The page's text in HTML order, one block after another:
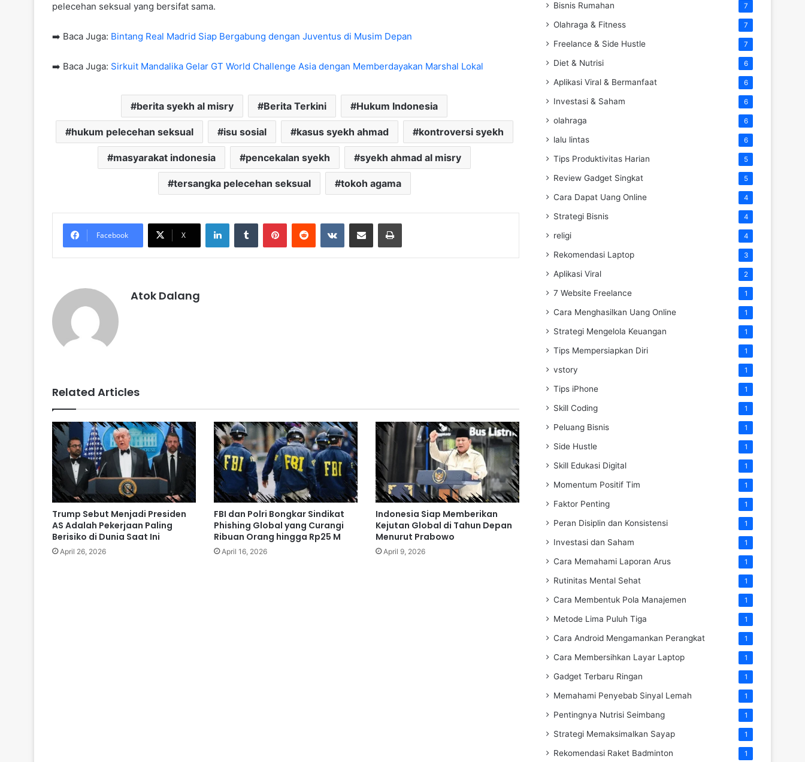
pelecehan seksual yang bersifat sama.
➡️ Baca Juga: Bintang Real Madrid Siap Bergabung dengan Juventus di Musim Depan
➡️ Baca Juga: Sirkuit Mandalika Gelar GT World Challenge Asia dengan Memberdayakan Marshal Lokal
berita syekh al misry Berita Terkini Hukum Indonesia
hukum pelecehan seksual isu sosial kasus syekh ahmad kontroversi syekh
masyarakat indonesia pencekalan syekh syekh ahmad al misry
tersangka pelecehan seksual tokoh agama
Facebook X
LinkedInTumblr PinterestReddit VKontakteShare via Email Print
Atok Dalang
Related Articles
Trump Sebut Menjadi Presiden
AS Adalah Pekerjaan Paling
Berisiko di Dunia Saat Ini
April 26, 2026
FBI dan Polri Bongkar Sindikat
Phishing Global yang Curangi
Ribuan Orang hingga Rp25 M
April 16, 2026
Indonesia Siap Memberikan
Kejutan Global di Tahun Depan
Menurut Prabowo
April 9, 2026
Bisnis Rumahan 7
Olahraga & Fitness 7
Freelance & Side Hustle 7
Diet & Nutrisi 6
Aplikasi Viral & Bermanfaat 6
Investasi & Saham 6
olahraga 6
lalu lintas 6
Tips Produktivitas Harian 5
Review Gadget Singkat 5
Cara Dapat Uang Online 4
Strategi Bisnis 4
religi 4
Rekomendasi Laptop 3
Aplikasi Viral 2
7 Website Freelance 1
Cara Menghasilkan Uang Online 1
Strategi Mengelola Keuangan 1
Tips Mempersiapkan Diri 1
vstory 1
Tips iPhone 1
Skill Coding 1
Peluang Bisnis 1
Side Hustle 1
Skill Edukasi Digital 1
Momentum Positif Tim 1
Faktor Penting 1
Peran Disiplin dan Konsistensi 1
Investasi dan Saham 1
Cara Memahami Laporan Arus 1
Rutinitas Mental Sehat 1
Cara Membentuk Pola Manajemen 1
Metode Lima Puluh Tiga 1
Cara Android Mengamankan Perangkat 1
Cara Membersihkan Layar Laptop 1
Gadget Terbaru Ringan 1
Memahami Penyebab Sinyal Lemah 1
Pentingnya Nutrisi Seimbang 1
Strategi Memaksimalkan Sayap 1
Rekomendasi Raket Badminton 1